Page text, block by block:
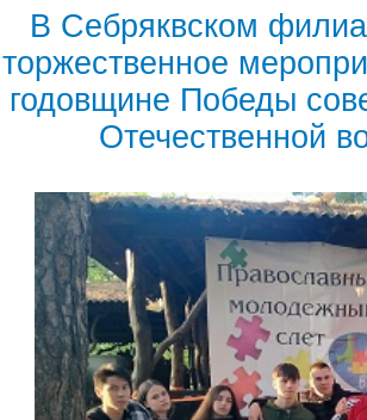
В Себряквском
торжественное
годовщине Победы
Отечественной